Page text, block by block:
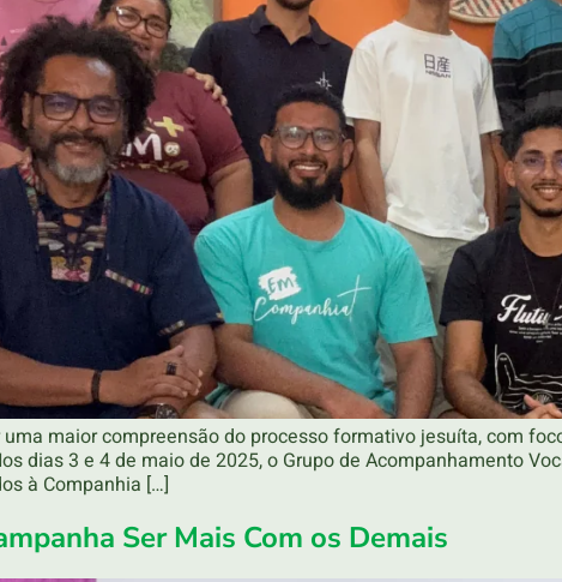
maior compreensão do processo formativo jesuíta, com
dias 3 e 4 de maio de 2025, o Grupo de Acompanhamento
à Companhia […]
Ser Mais Com os Demais